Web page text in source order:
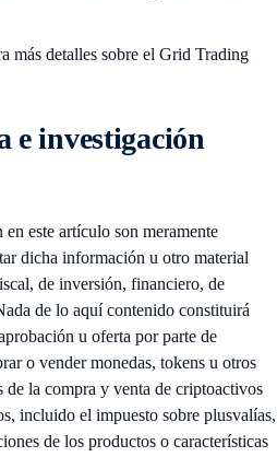
más detalles sobre el Grid Trading
e investigación
este artículo son meramente
dicha información u otro material
de inversión, financiero, de
de lo aquí contenido constituirá
u oferta por parte de
o vender monedas, tokens u otros
la compra y venta de criptoactivos
incluido el impuesto sobre plusvalías,
de los productos o características